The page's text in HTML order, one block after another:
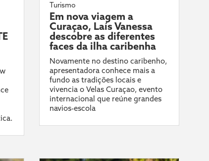
Turismo
Em nova viagem a
Curaçao, Laís Vanessa
descobre as diferentes
faces da ilha caribenha
Novamente no destino caribenho,
apresentadora conhece mais a
fundo as tradições locais e
vivencia o Velas Curaçao, evento
internacional que reúne grandes
navios-escola